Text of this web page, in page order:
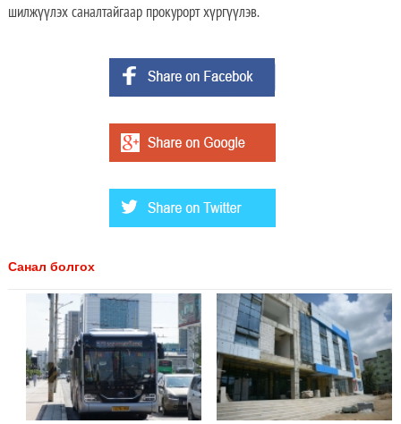
шилжүүлэх саналтайгаар прокурорт хүргүүлэв.
Санал болгох